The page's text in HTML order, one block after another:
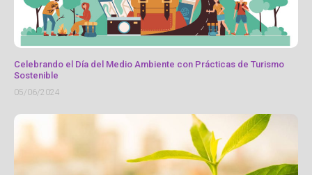
Celebrando el Día del Medio Ambiente con Prácticas de Turismo
Sostenible
05/06/2024